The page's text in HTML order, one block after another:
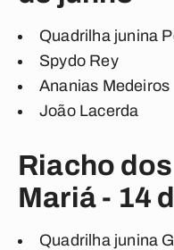
Quadrilha junina
Spydo Rey
Ananias Medeiros
João Lacerda
Riacho
Mariá - 14
Quadrilha junina